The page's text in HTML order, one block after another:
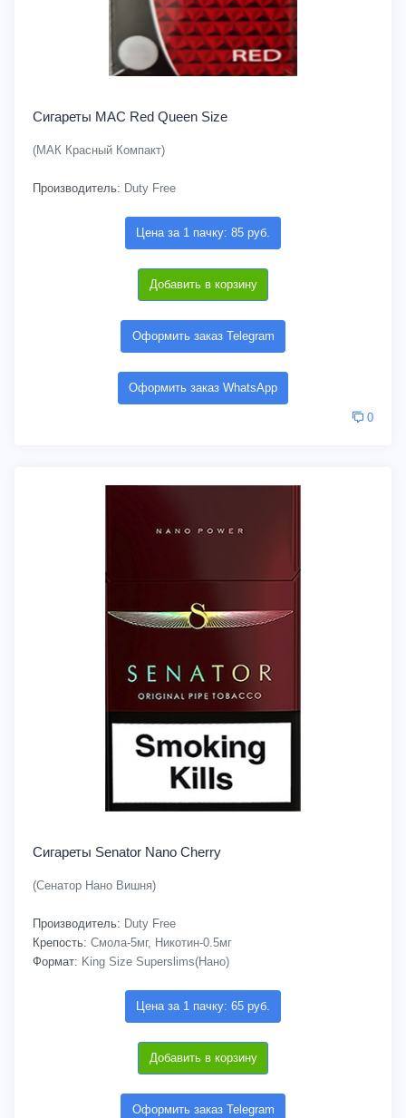
Сигареты MAC Red Queen Size
(МАК Красный Компакт)
Производитель: Duty Free
Цена за 1 пачку: 85 руб.
Добавить в корзину
Оформить заказ Telegram
Оформить заказ WhatsApp
0
Сигареты Senator Nano Cherry
(Сенатор Нано Вишня)
Производитель: Duty Free
Крепость: Смола-5мг, Никотин-0.5мг
Формат: King Size Superslims(Нано)
Цена за 1 пачку: 65 руб.
Добавить в корзину
Оформить заказ Telegram